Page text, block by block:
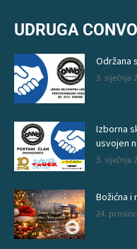
UDRUGA
Održana
3. siječnja
Izborna
usvojen
3. siječnja
Božićna i
24.